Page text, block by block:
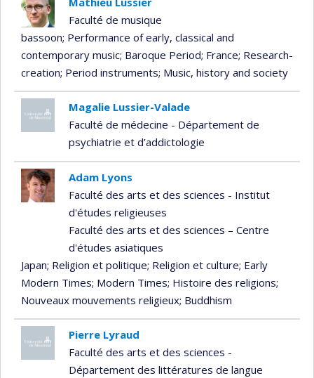
Faculté de musique
bassoon; Performance of early, classical and
contemporary music; Baroque Period; France; Research-
creation; Period instruments; Music, history and society
Magalie Lussier-Valade
Faculté de médecine - Département de
psychiatrie et d’addictologie
Adam Lyons
Faculté des arts et des sciences - Institut
d'études religieuses
Faculté des arts et des sciences – Centre
d'études asiatiques
Japan; Religion et politique; Religion et culture; Early
Modern Times; Modern Times; Histoire des religions;
Nouveaux mouvements religieux; Buddhism
Pierre Lyraud
Faculté des arts et des sciences -
Département des littératures de langue